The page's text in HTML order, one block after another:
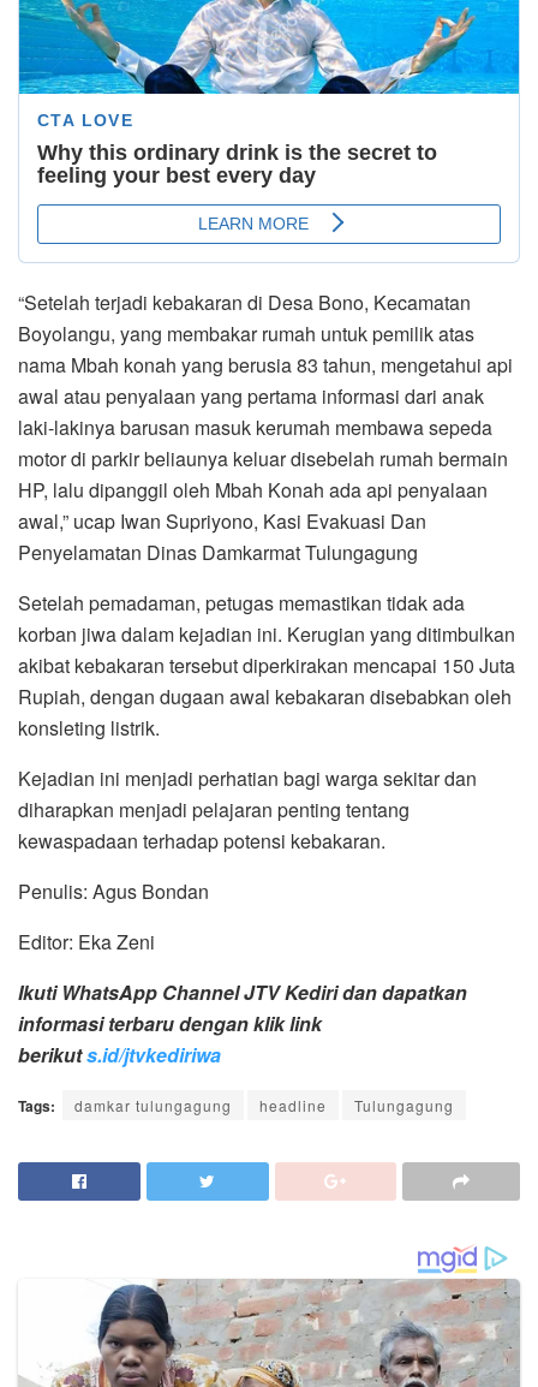
“Setelah terjadi kebakaran di Desa Bono, Kecamatan
Boyolangu, yang membakar rumah untuk pemilik atas
nama Mbah konah yang berusia 83 tahun, mengetahui api
awal atau penyalaan yang pertama informasi dari anak
laki-lakinya barusan masuk kerumah membawa sepeda
motor di parkir beliaunya keluar disebelah rumah bermain
HP, lalu dipanggil oleh Mbah Konah ada api penyalaan
awal,” ucap Iwan Supriyono, Kasi Evakuasi Dan
Penyelamatan Dinas Damkarmat Tulungagung
Setelah pemadaman, petugas memastikan tidak ada
korban jiwa dalam kejadian ini. Kerugian yang ditimbulkan
akibat kebakaran tersebut diperkirakan mencapai 150 Juta
Rupiah, dengan dugaan awal kebakaran disebabkan oleh
konsleting listrik.
Kejadian ini menjadi perhatian bagi warga sekitar dan
diharapkan menjadi pelajaran penting tentang
kewaspadaan terhadap potensi kebakaran.
Penulis: Agus Bondan
Editor: Eka Zeni
Ikuti WhatsApp Channel JTV Kediri dan dapatkan
informasi terbaru dengan klik link
berikuts.id/jtvkediriwa
Tags: damkar tulungagung headline Tulungagung